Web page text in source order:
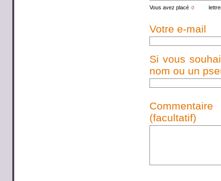
Vous avez placé
Votre e-mail
Si vous
nom ou un
(facultatif)